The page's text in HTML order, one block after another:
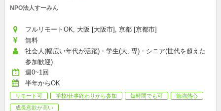
NPO法人すーみん
フルリモートOK, 大阪 [大阪市], 京都 [京都市]
無料
社会人(幅広い年代が活躍)・学生(大, 専)・シニア(世代を超えた
参加歓迎)
週0~1回
半年からOK
リモート可 学校/仕事終わりから参加 短時間でも可
勉強熱心
成長意欲が高い